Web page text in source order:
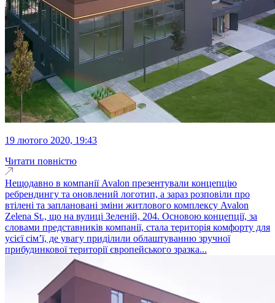
19 лютого 2020, 19:43
Читати повністю
Нещодавно в компанії Avalon презентували концепцію
ребрендингу та оновлений логотип, а зараз розповіли про
втілені та заплановані зміни житлового комплексу Avalon
Zelena St., що на вулиці Зеленій, 204. Основою концепції, за
словами представників компанії, стала територія комфорту для
усієї сім’ї, де увагу приділили облаштуванню зручної
прибудинкової території європейського зразка...